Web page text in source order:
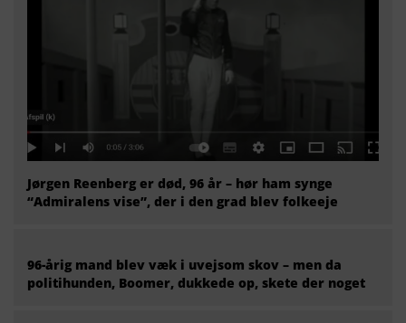
Jørgen Reenberg er død, 96 år – hør ham synge
“Admiralens vise”, der i den grad blev folkeeje
96-årig mand blev væk i uvejsom skov – men da
politihunden, Boomer, dukkede op, skete der noget